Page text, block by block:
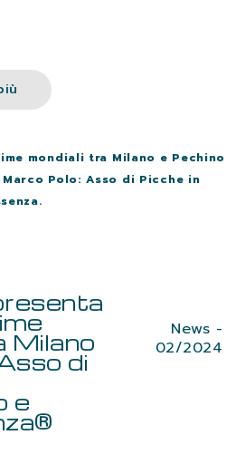
mondiali tra Milano e Pechino
Polo: Asso di Picche in
Milano
di
e
News -
02/2024